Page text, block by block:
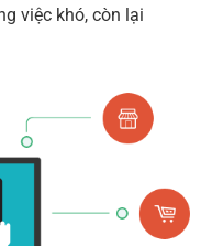
việc khó, còn lại